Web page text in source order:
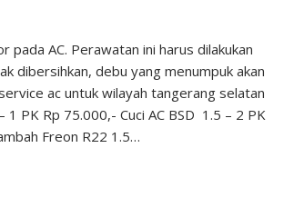
pada AC. Perawatan ini harus dilakukan
dibersihkan, debu yang menumpuk akan
ac untuk wilayah tangerang selatan
1 PK Rp 75.000,- Cuci AC BSD 1.5 – 2 PK
Freon R22 1.5…